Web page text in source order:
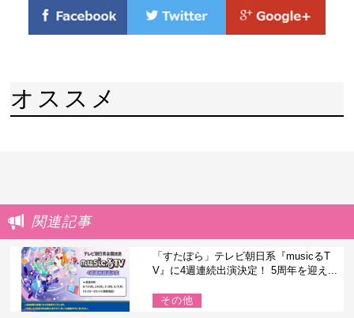
オススメ
関連記事
「すたぽら」テレビ朝日系『musicるT
V』に4週連続出演決定！ 5周年を迎え...
その他